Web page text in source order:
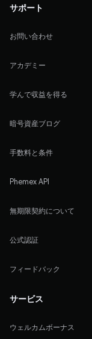
サポート
お問い合わせ
アカデミー
学んで収益を得る
暗号資産ブログ
手数料と条件
Phemex API
無期限契約について
公式認証
フィードバック
サービス
ウェルカムボーナス